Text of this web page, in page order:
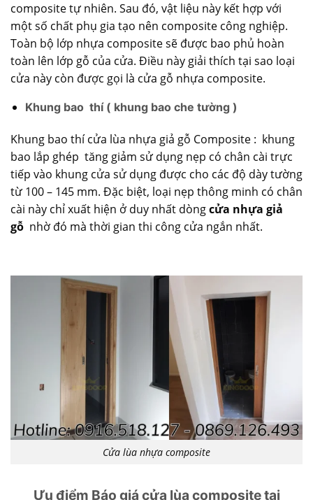
composite tự nhiên. Sau đó, vật liệu này kết hợp với
một số chất phụ gia tạo nên composite công nghiệp.
Toàn bộ lớp nhựa composite sẽ được bao phủ hoàn
toàn lên lớp gỗ của cửa. Điều này giải thích tại sao loại
cửa này còn được gọi là cửa gỗ nhựa composite.
Khung bao thí ( khung bao che tường )
Khung bao thí cửa lùa nhựa giả gỗ Composite : khung
bao lắp ghép tăng giảm sử dụng nẹp có chân cài trực
tiếp vào khung cửa sử dụng được cho các độ dày tường
từ 100 – 145 mm. Đặc biệt, loại nẹp thông minh có chân
cài này chỉ xuất hiện ở duy nhất dòngcửa nhựa giả
gỗ nhờ đó mà thời gian thi công cửa ngắn nhất.
Cửa lùa nhựa composite
Ưu điểm Báo giá cửa lùa composite tại